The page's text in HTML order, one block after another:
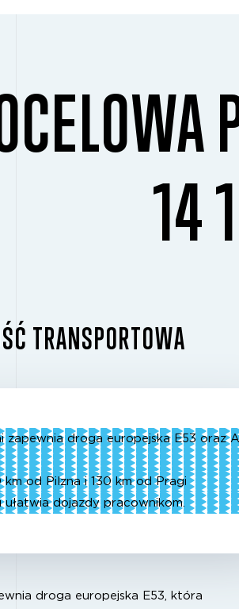
14
TRANSPORTOWA
zapewnia droga europejska E53 oraz
od Pilzna i 130 km od Pragi
dojazdy pracownikom.
droga europejska E53, która